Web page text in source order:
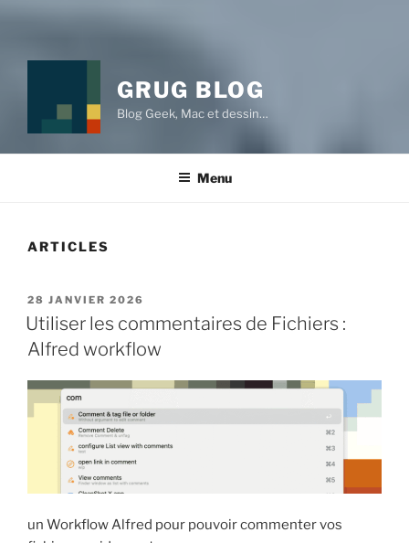
GRUG BLOG
Blog Geek, Mac et dessin…
Menu
ARTICLES
PUBLIÉ
LE
28 JANVIER 2026
Utiliser les commentaires de Fichiers :
Alfred workflow
un Workflow Alfred pour pouvoir commenter vos